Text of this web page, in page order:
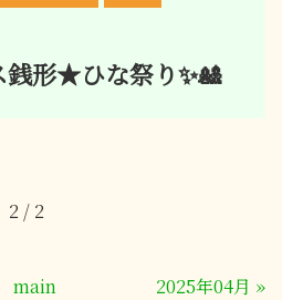
銭形★ひな祭り✨🎎
2 / 2
main 2025年04月 »